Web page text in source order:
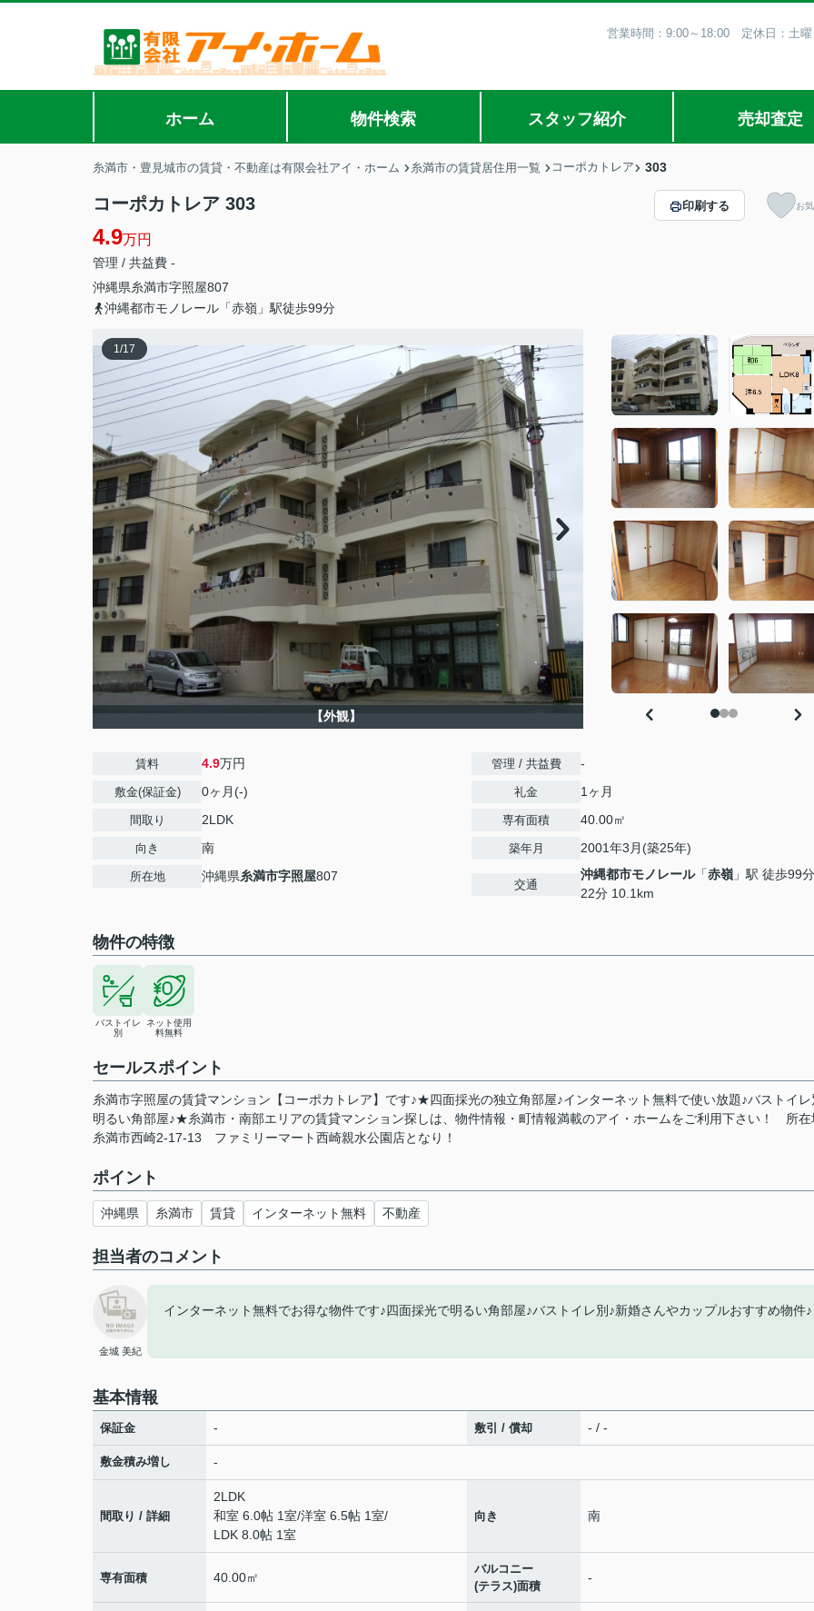
営業時間：9:00～18:00 定休日：土
ホーム 物件検索 スタッフ紹介 売却査定
糸満市・豊見城市の賃貸・不動産は有限会社アイ・ホーム 糸満市の賃貸居住用一覧 コーポカトレア 303
コーポカトレア 303
4.9万円
管理 / 共益費 -
沖縄県糸満市字照屋807
沖縄都市モノレール「赤嶺」駅徒歩99分
印刷する お
1/17
【外観】
賃料 4.9万円
敷金(保証金) 0ヶ月(-)
間取り 2LDK
向き 南
所在地 沖縄県糸満市字照屋807
管理 / 共益費 -
礼金 1ヶ月
専有面積 40.00㎡
築年月 2001年3月(築25年)
交通
沖縄都市モノレール「赤嶺 」駅 徒歩99
22分 10.1km
物件の特徴
バストイレ
別
ネット使用
料無料
セールスポイント
糸満市字照屋の賃貸マンション【コーポカトレア】です♪★四面採光の独立角部屋♪インターネット無料で使い放題♪バストイレ
明るい角部屋♪★糸満市・南部エリアの賃貸マンション探しは、物件情報・町情報満載のアイ・ホームをご利用下さい！ 所在
糸満市西崎2-17-13 ファミリーマート西崎親水公園店となり！
ポイント
沖縄県 糸満市 賃貸 インターネット無料 不動産
担当者のコメント
金城 美紀
インターネット無料でお得な物件です♪四面採光で明るい角部屋♪バストイレ別♪新婚さんやカップルおすすめ物件♪
基本情報
保証金 - 敷引 / 償却 - / -
敷金積み増し -
間取り / 詳細
2LDK
和室 6.0帖 1室/洋室 6.5帖 1室/
LDK 8.0帖 1室
向き 南
専有面積 40.00㎡
バルコニー
(テラス)面積
-